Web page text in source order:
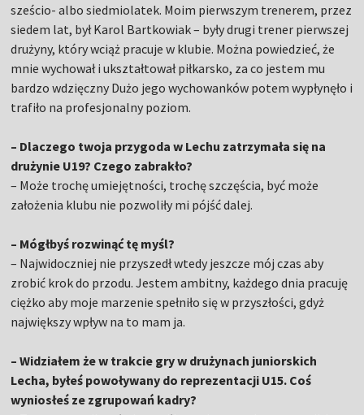
sześcio- albo siedmiolatek. Moim pierwszym trenerem, przez
siedem lat, był Karol Bartkowiak – były drugi trener pierwszej
drużyny, który wciąż pracuje w klubie. Można powiedzieć, że
mnie wychował i ukształtował piłkarsko, za co jestem mu
bardzo wdzięczny Dużo jego wychowanków potem wypłynęło i
trafiło na profesjonalny poziom.
– Dlaczego twoja przygoda w Lechu zatrzymała się na
drużynie U19? Czego zabrakło?
– Może trochę umiejętności, trochę szczęścia, być może
założenia klubu nie pozwoliły mi pójść dalej.
– Mógłbyś rozwinąć tę myśl?
– Najwidoczniej nie przyszedł wtedy jeszcze mój czas aby
zrobić krok do przodu. Jestem ambitny, każdego dnia pracuję
ciężko aby moje marzenie spełniło się w przyszłości, gdyż
największy wpływ na to mam ja.
– Widziałem że w trakcie gry w drużynach juniorskich
Lecha, byłeś powoływany do reprezentacji U15. Coś
wyniosłeś ze zgrupowań kadry?